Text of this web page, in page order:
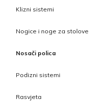
Klizni sistemi
Nogice i noge za stolove
Nosači polica
Podizni sistemi
Rasvjeta